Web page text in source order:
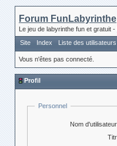
Forum FunLabyrinthe
Le jeu de labyrinthe fun et gratuit -
Site
Index Liste des utilisateurs
Vous n'êtes pas connecté.
Profil
Personnel
Nom